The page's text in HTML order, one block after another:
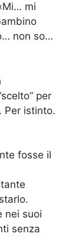
mi
non so…
per
Per istinto.
fosse il
nei suoi
senza